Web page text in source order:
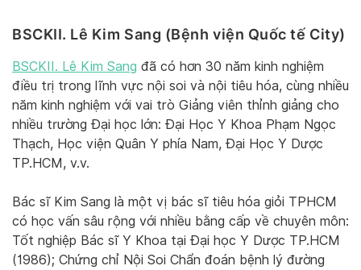
BSCKII. Lê Kim Sang (Bệnh viện Quốc tế City)
BSCKII. Lê Kim Sang đã có hơn 30 năm kinh nghiệm
điều trị trong lĩnh vực nội soi và nội tiêu hóa, cùng nhiều
năm kinh nghiệm với vai trò Giảng viên thỉnh giảng cho
nhiều trường Đại học lớn: Đại Học Y Khoa Phạm Ngọc
Thạch, Học viện Quân Y phía Nam, Đại Học Y Dược
TP.HCM, v.v.
Bác sĩ Kim Sang là một vị bác sĩ tiêu hóa giỏi TPHCM
có học vấn sâu rộng với nhiều bằng cấp về chuyên môn:
Tốt nghiệp Bác sĩ Y Khoa tại Đại học Y Dược TP.HCM
(1986); Chứng chỉ Nội Soi Chẩn đoán bệnh lý đường